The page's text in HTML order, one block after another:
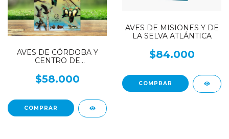
AVES DE CÓRDOBA Y
CENTRO DE
Campo
$58.000
AVES DE MISIONES Y DE
LA SELVA ATLÁNTICA
$84.000